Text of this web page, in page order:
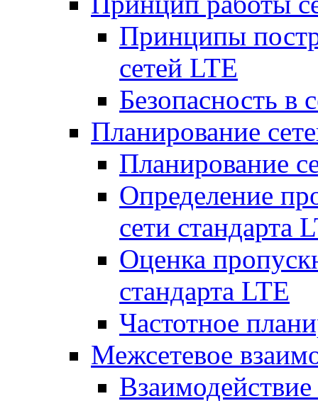
Принципы
сетей LTE
Безопасность в
Планирование
Планирование
Определение
сети стандарта
Оценка
стандарта LTE
Частотное
Межсетевое